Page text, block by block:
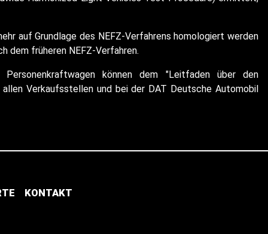
auf Grundlage des NEFZ-Verfahrens homologiert werden
dem früheren NEFZ-Verfahren.
können dem "Leitfaden über den
Verkaufsstellen und bei der DAT Deutsche Automobil
KONTAKT